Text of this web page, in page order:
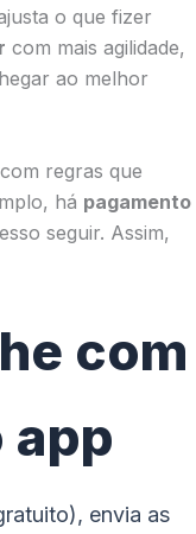
o que fizer
com mais agilidade,
ao melhor
regras que
há pagamento
seguir. Assim,
com
app
envia as